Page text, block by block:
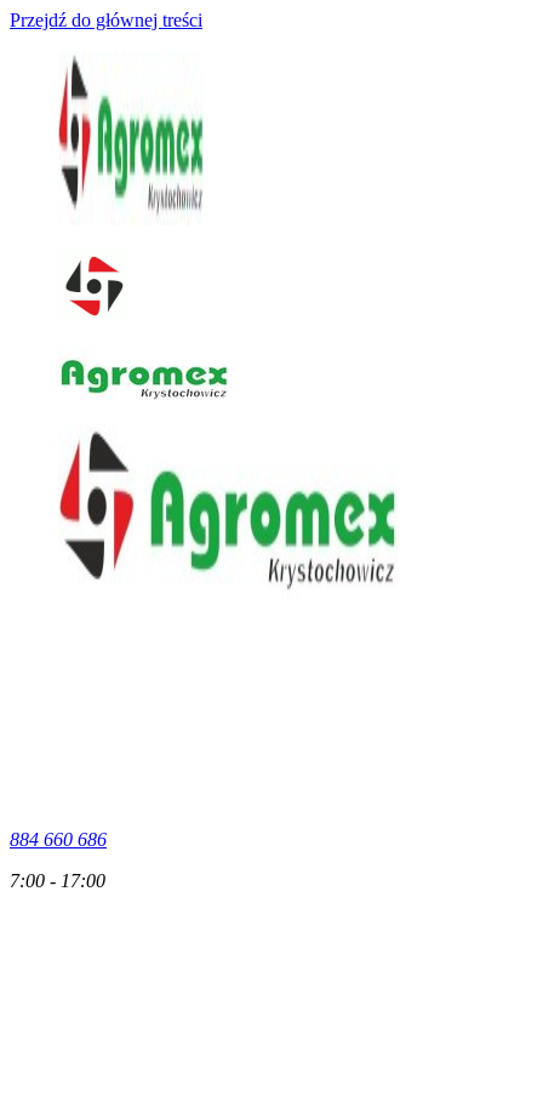
Przejdź do głównej treści
884 660 686
7:00 - 17:00